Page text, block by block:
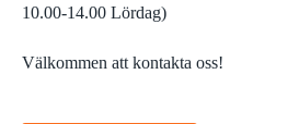
10.00-14.00 Lördag)
Välkommen att kontakta oss!